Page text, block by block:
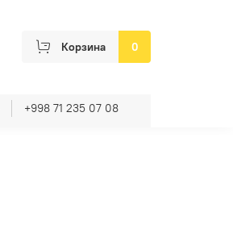
Корзина 0
+998 71 235 07 08